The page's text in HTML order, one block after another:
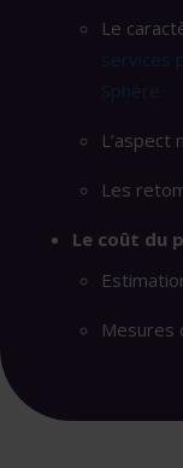
Le
services
Sphère
Les
Le coût du
Mesures